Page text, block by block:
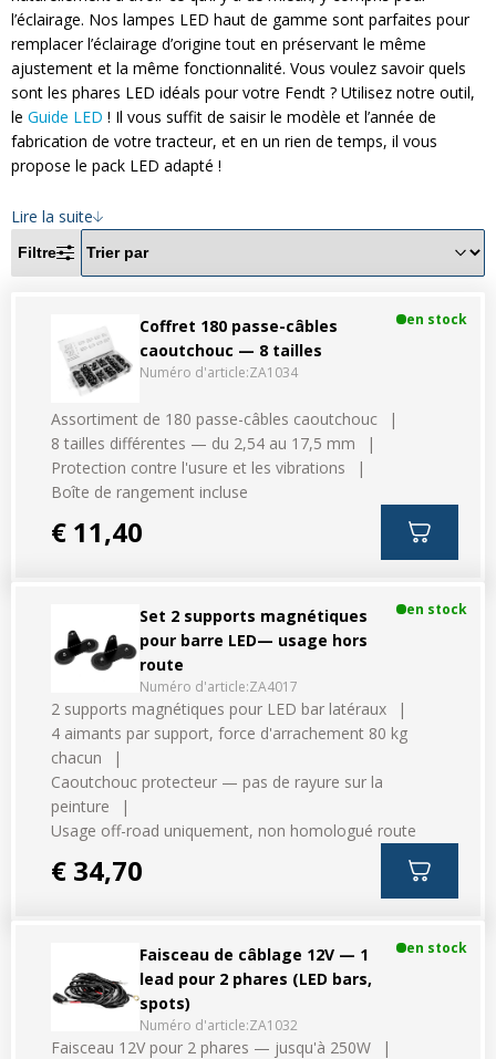
Divers
Questions fréquemment posées
À propos
Blog AgriproLED.fr
Contact
+33 6 02 07 35 61
Divers
Voir tout
l’éclairage. Nos lampes LED haut de gamme sont parfaites pour
remplacer l’éclairage d’origine tout en préservant le même
ajustement et la même fonctionnalité. Vous voulez savoir quels
sont les phares LED idéals pour votre Fendt ? Utilisez notre outil,
le Guide LED ! Il vous suffit de saisir le modèle et l’année de
fabrication de votre tracteur, et en un rien de temps, il vous
propose le pack LED adapté !
Lire la suite
Filtre
Coffret 180 passe-câbles
caoutchouc — 8 tailles
Numéro d'article:ZA1034
en stock
Assortiment de 180 passe-câbles caoutchouc
8 tailles différentes — du 2,54 au 17,5 mm
Protection contre l'usure et les vibrations
Boîte de rangement incluse
€ 11,40
Set 2 supports magnétiques
pour barre LED— usage hors
route
Numéro d'article:ZA4017
en stock
2 supports magnétiques pour LED bar latéraux
4 aimants par support, force d'arrachement 80 kg
chacun
Caoutchouc protecteur — pas de rayure sur la
peinture
Usage off-road uniquement, non homologué route
€ 34,70
Faisceau de câblage 12V — 1
lead pour 2 phares (LED bars,
spots)
Numéro d'article:ZA1032
en stock
Faisceau 12V pour 2 phares — jusqu'à 250W